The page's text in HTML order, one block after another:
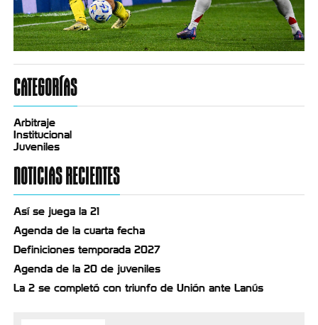
CATEGORÍAS
Arbitraje
Institucional
Juveniles
NOTICIAS RECIENTES
Así se juega la 21
Agenda de la cuarta fecha
Definiciones temporada 2027
Agenda de la 20 de juveniles
La 2 se completó con triunfo de Unión ante Lanús